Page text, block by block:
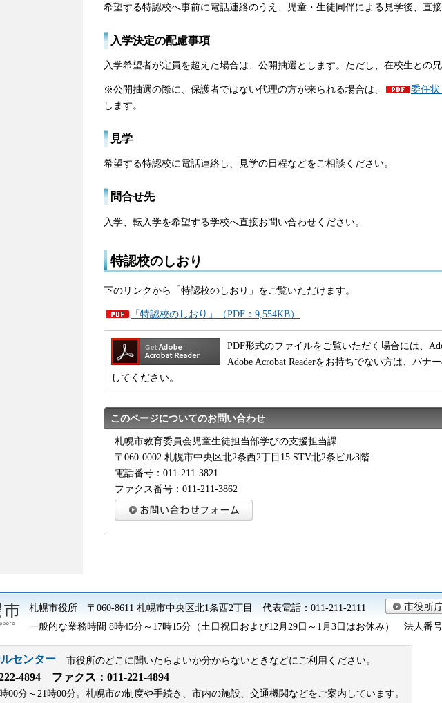
希望する特認校へ事前に電話連絡のうえ、児童・生徒同伴による見学後、直接
入学決定の配慮事項
入学希望者が定員を超えた場合は、公開抽選とします。ただし、在校生との兄
※公開抽選の際に、保護者ではない代理の方が来られる場合は、 委任状
します。
見学
希望する特認校に電話連絡し、見学の日程などをご相談ください。
問合せ先
入学、転入学を希望する学校へ直接お問い合わせください。
特認校のしおり
下のリンクから「特認校のしおり」をご覧いただけます。
「特認校のしおり」（PDF：9,554KB）
PDF形式のファイルをご覧いただく場合には、
Adobe Acrobat Readerをお持ちでない方は、バナ
してください。
このページについてのお問い合わせ
札幌市教育委員会児童生徒担当部学びの支援担当課
〒060-0002 札幌市中央区北2条西2丁目15 STV北2条ビル3階
電話番号：011-211-3821
ファクス番号：011-211-3862
札幌市役所 〒060-8611 札幌市中央区北1条西2丁目 代表電話：011-211-2111
一般的な業務時間 8時45分～17時15分（土日祝日および12月29日～1月3日はお休み） 法人番号
センター 市役所のどこに聞いたらよいか分からないときなどにご利用ください。
4894 ファクス：011-221-4894
00分～21時00分。札幌市の制度や手続き、市内の施設、交通機関などをご案内しています。